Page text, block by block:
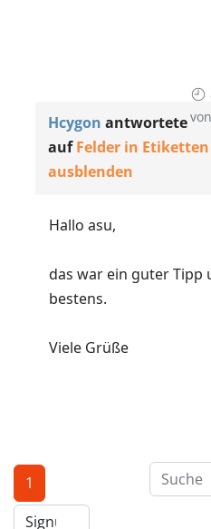
von
Hcygon antwortete
aufFelder in
ausblenden
Hallo asu,
das war ein guter
bestens.
Viele Grüße
1